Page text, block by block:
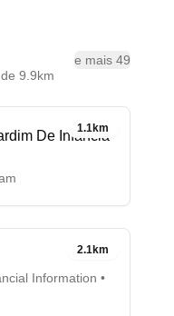
9.9km
e mais 49
1.1km
De Infância
2.1km
Information •